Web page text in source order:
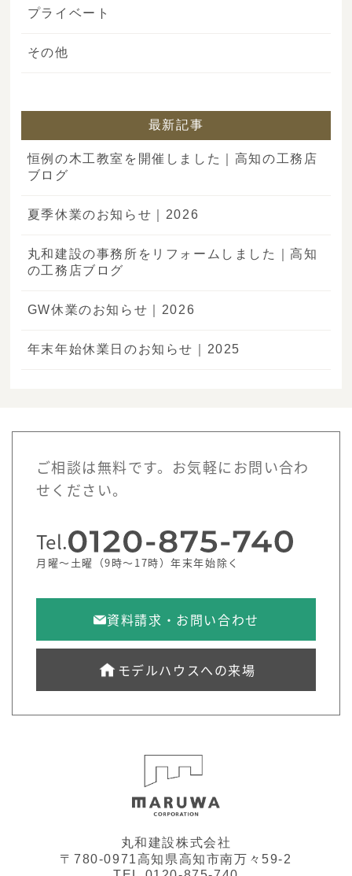
プライベート
その他
最新記事
恒例の木工教室を開催しました｜高知の工務店
ブログ
夏季休業のお知らせ｜2026
丸和建設の事務所をリフォームしました｜高知
の工務店ブログ
GW休業のお知らせ｜2026
年末年始休業日のお知らせ｜2025
ご相談は無料です。お気軽にお問い合わ
せください。
Tel.
月曜～土曜（9時～17時）年末年始除く
資料請求・お問い合わせ
モデルハウスへの来場
丸和建設株式会社
〒780-0971高知県高知市南万々59-2